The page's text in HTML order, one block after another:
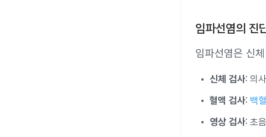
임파선염의 진
임파선염은 신
신체 검사: 의
혈액 검사: 백
영상 검사: 초